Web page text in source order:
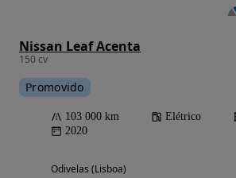
Nissan Leaf Acenta
150 cv
Promovido
103 000 km Elétrico
2020
Odivelas (Lisboa)